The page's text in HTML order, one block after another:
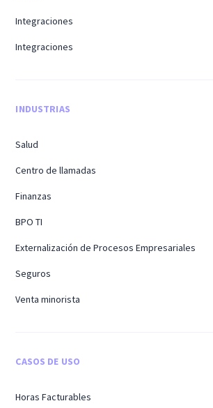
Integraciones
Integraciones
INDUSTRIAS
Salud
Centro de llamadas
Finanzas
BPO TI
Externalización de Procesos Empresariales
Seguros
Venta minorista
CASOS DE USO
Horas Facturables